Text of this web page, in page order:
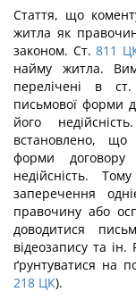
Стаття, що
житла як
законом. Ст. 811
найму житла.
перелічені в ст.
письмової форми
його
встановлено, що
форми
недійсність.
заперечення
правочину або
доводитися
відеозапису та
ґрунтуватися на
218 ЦК).